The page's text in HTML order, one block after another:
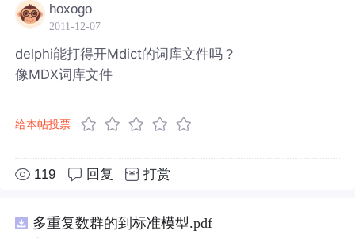
hoxogo
2011-12-07
delphi能打得开Mdict的词库文件吗？
像MDX词库文件
给本帖投票
119 回复 打赏
多重复数群的到标准模型.pdf